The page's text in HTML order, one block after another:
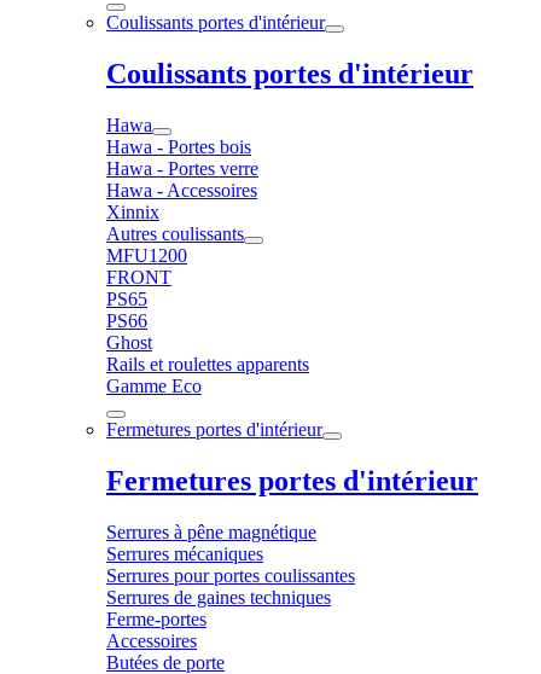
Coulissants portes d'intérieur
Coulissants portes d'intérieur
Hawa
Hawa - Portes bois
Hawa - Portes verre
Hawa - Accessoires
Xinnix
Autres coulissants
MFU1200
FRONT
PS65
PS66
Ghost
Rails et roulettes apparents
Gamme Eco
Fermetures portes d'intérieur
Fermetures portes d'intérieur
Serrures à pêne magnétique
Serrures mécaniques
Serrures pour portes coulissantes
Serrures de gaines techniques
Ferme-portes
Accessoires
Butées de porte